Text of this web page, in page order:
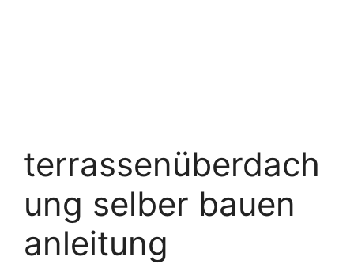
terrassenüberdach
ung selber bauen
anleitung